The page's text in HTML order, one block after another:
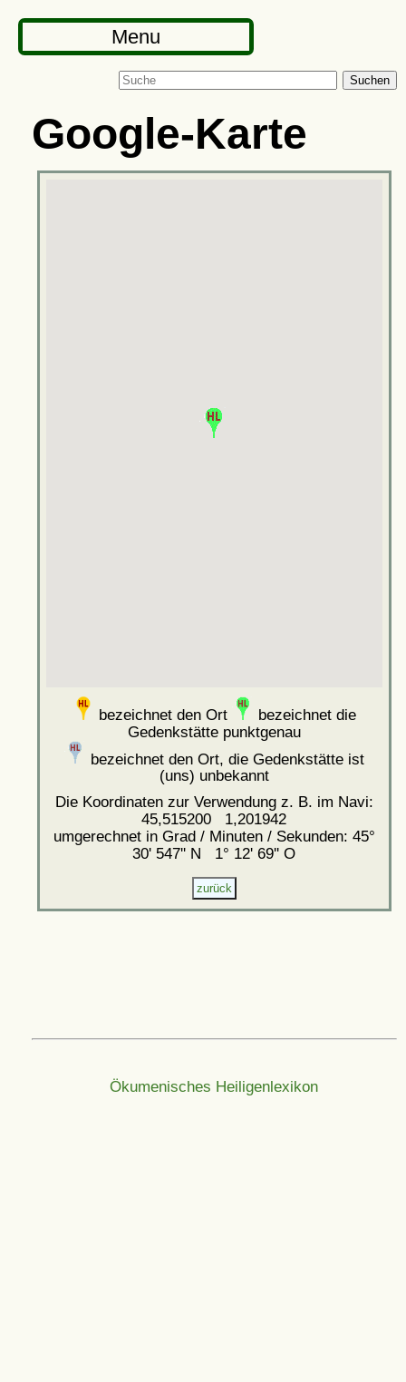
Menu
Suchen
Google-Karte
bezeichnet den Ort
bezeichnet die
Gedenkstätte punktgenau
bezeichnet den Ort, die Gedenkstätte ist
(uns) unbekannt
Die Koordinaten zur Verwendung z. B. im Navi:
45,515200 1,201942
umgerechnet in Grad / Minuten / Sekunden: 45°
30' 547'' N 1° 12' 69'' O
Ökumenisches Heiligenlexikon